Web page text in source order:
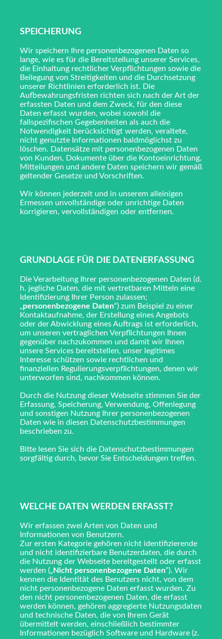
SPEICHERUNG
Wir speichern Ihre personenbezogenen Daten so
lange, wie es für die Bereitstellung unserer Services,
die Einhaltung rechtlicher Verpflichtungen sowie die
Beilegung von Streitigkeiten und die Durchsetzung
unserer Richtlinien erforderlich ist. Die
Aufbewahrungsfristen richten sich nach der Art der
erfassten Daten und dem Zweck, für den diese
Daten erfasst wurden, wobei sowohl die
fallspezifischen Gegebenheiten als auch die
Notwendigkeit berücksichtigt werden, veraltete,
nicht genutzte Informationen baldmöglichst zu
löschen. Datensätze mit personenbezogenen Daten
von Kunden, Dokumente über die Kontoeinrichtung,
Mitteilungen und andere Daten speichern wir gemäß
geltender Gesetze und Vorschriften.
Wir können jederzeit und in unserem alleinigen
Ermessen unvollständige oder unrichtige Daten
korrigieren, vervollständigen oder entfernen.
GRUNDLAGE FÜR DIE DATENERFASSUNG
Die Verarbeitung Ihrer personenbezogenen Daten (d.
h. jegliche Daten, die mit vertretbaren Mitteln eine
Identifizierung Ihrer Person zulassen;
„personenbezogene Daten“) zum Beispiel zu einer
Kontaktaufnahme, der Erstellung eines Angebots
oder der Abwicklung eines Auftrags ist erforderlich,
um unseren vertraglichen Verpflichtungen Ihnen
gegenüber nachzukommen und damit wir Ihnen
unsere Services bereitstellen, unser legitimes
Interesse schützen sowie rechtlichen und
finanziellen Regulierungsverpflichtungen, denen wir
unterworfen sind, nachkommen können.
Durch die Nutzung dieser Webseite stimmen Sie der
Erfassung, Speicherung, Verwendung, Offenlegung
und sonstigen Nutzung Ihrer personenbezogenen
Daten wie in diesen Datenschutzbestimmungen
beschrieben zu.
Bitte lesen Sie sich die Datenschutzbestimmungen
sorgfältig durch, bevor Sie Entscheidungen treffen.
WELCHE DATEN WERDEN ERFASST?
Wir erfassen zwei Arten von Daten und
Informationen von Benutzern.
Zur ersten Kategorie gehören nicht identifizierende
und nicht identifizierbare Benutzerdaten, die durch
die Nutzung der Webseite bereitgestellt oder erfasst
werden („ Nicht personenbezogene Daten”). Wir
kennen die Identität des Benutzers nicht, von dem
nicht personenbezogene Daten erfasst wurden. Zu
den nicht personenbezogenen Daten, die erfasst
werden können, gehören aggregierte Nutzungsdaten
und technische Daten, die von Ihrem Gerät
übermittelt werden, einschließlich bestimmter
Informationen bezüglich Software und Hardware (z.